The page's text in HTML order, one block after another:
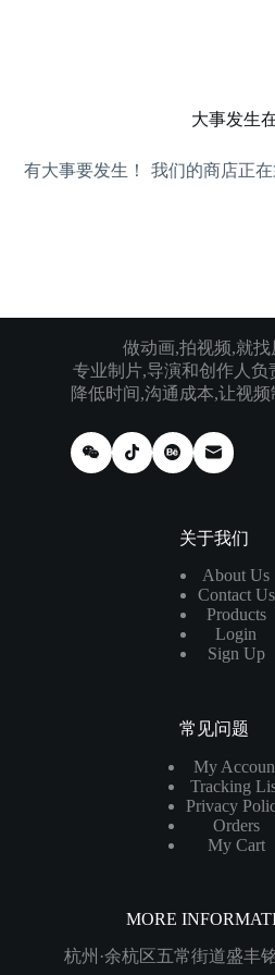
大事发生
有大事要发生！ 我们的商店正
做动画,拍视频,就找
专业制片,导演和创作人负
降低时间,沟通成本,让视
关于我们
About Us
Contact Us
Products
Login
Sign Up
常见问题
My
Tracking
Privacy
Orders
My Cart
MORE
杭州·余杭区五常街道盛丰